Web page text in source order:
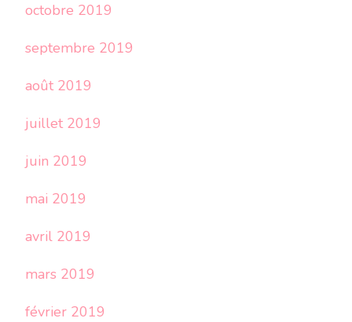
octobre 2019
septembre 2019
août 2019
juillet 2019
juin 2019
mai 2019
avril 2019
mars 2019
février 2019